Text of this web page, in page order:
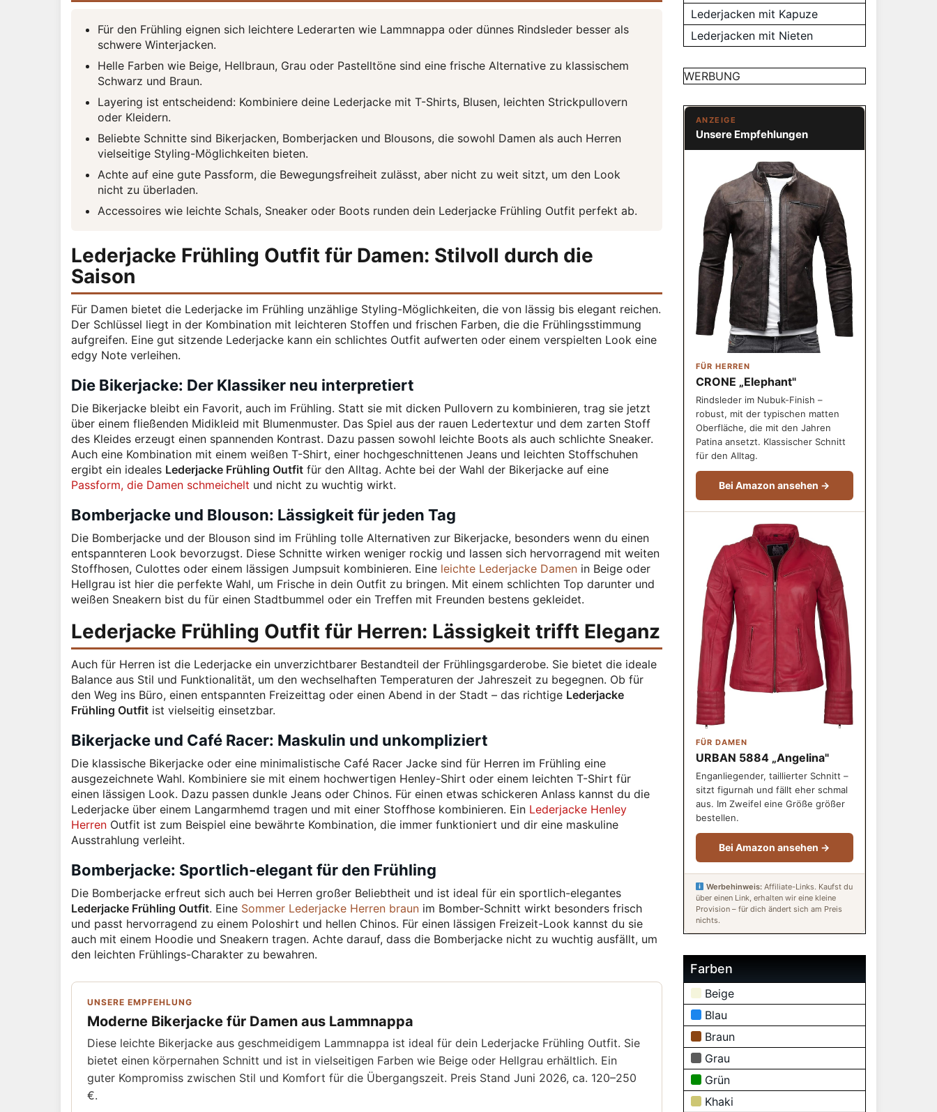
Für den Frühling eignen sich leichtere Lederarten wie Lammnappa oder dünnes Rindsleder besser als
schwere Winterjacken.
Helle Farben wie Beige, Hellbraun, Grau oder Pastelltöne sind eine frische Alternative zu klassischem
Schwarz und Braun.
Layering ist entscheidend: Kombiniere deine Lederjacke mit T-Shirts, Blusen, leichten Strickpullovern
oder Kleidern.
Beliebte Schnitte sind Bikerjacken, Bomberjacken und Blousons, die sowohl Damen als auch Herren
vielseitige Styling-Möglichkeiten bieten.
Achte auf eine gute Passform, die Bewegungsfreiheit zulässt, aber nicht zu weit sitzt, um den Look
nicht zu überladen.
Accessoires wie leichte Schals, Sneaker oder Boots runden dein Lederjacke Frühling Outfit perfekt ab.
Lederjacke Frühling Outfit für Damen: Stilvoll durch die
Saison
Für Damen bietet die Lederjacke im Frühling unzählige Styling-Möglichkeiten, die von lässig bis elegant reichen.
Der Schlüssel liegt in der Kombination mit leichteren Stoffen und frischen Farben, die die Frühlingsstimmung
aufgreifen. Eine gut sitzende Lederjacke kann ein schlichtes Outfit aufwerten oder einem verspielten Look eine
edgy Note verleihen.
Die Bikerjacke: Der Klassiker neu interpretiert
Die Bikerjacke bleibt ein Favorit, auch im Frühling. Statt sie mit dicken Pullovern zu kombinieren, trag sie jetzt
über einem fließenden Midikleid mit Blumenmuster. Das Spiel aus der rauen Ledertextur und dem zarten Stoff
des Kleides erzeugt einen spannenden Kontrast. Dazu passen sowohl leichte Boots als auch schlichte Sneaker.
Auch eine Kombination mit einem weißen T-Shirt, einer hochgeschnittenen Jeans und leichten Stoffschuhen
ergibt ein ideales Lederjacke Frühling Outfit für den Alltag. Achte bei der Wahl der Bikerjacke auf eine
Passform, die Damen schmeichelt und nicht zu wuchtig wirkt.
Bomberjacke und Blouson: Lässigkeit für jeden Tag
Die Bomberjacke und der Blouson sind im Frühling tolle Alternativen zur Bikerjacke, besonders wenn du einen
entspannteren Look bevorzugst. Diese Schnitte wirken weniger rockig und lassen sich hervorragend mit weiten
Stoffhosen, Culottes oder einem lässigen Jumpsuit kombinieren. Eine leichte Lederjacke Damen in Beige oder
Hellgrau ist hier die perfekte Wahl, um Frische in dein Outfit zu bringen. Mit einem schlichten Top darunter und
weißen Sneakern bist du für einen Stadtbummel oder ein Treffen mit Freunden bestens gekleidet.
Lederjacke Frühling Outfit für Herren: Lässigkeit trifft Eleganz
Auch für Herren ist die Lederjacke ein unverzichtbarer Bestandteil der Frühlingsgarderobe. Sie bietet die ideale
Balance aus Stil und Funktionalität, um den wechselhaften Temperaturen der Jahreszeit zu begegnen. Ob für
den Weg ins Büro, einen entspannten Freizeittag oder einen Abend in der Stadt – das richtige Lederjacke
Frühling Outfit ist vielseitig einsetzbar.
Bikerjacke und Café Racer: Maskulin und unkompliziert
Die klassische Bikerjacke oder eine minimalistische Café Racer Jacke sind für Herren im Frühling eine
ausgezeichnete Wahl. Kombiniere sie mit einem hochwertigen Henley-Shirt oder einem leichten T-Shirt für
einen lässigen Look. Dazu passen dunkle Jeans oder Chinos. Für einen etwas schickeren Anlass kannst du die
Lederjacke über einem Langarmhemd tragen und mit einer Stoffhose kombinieren. Ein Lederjacke Henley
Herren Outfit ist zum Beispiel eine bewährte Kombination, die immer funktioniert und dir eine maskuline
Ausstrahlung verleiht.
Bomberjacke: Sportlich-elegant für den Frühling
Die Bomberjacke erfreut sich auch bei Herren großer Beliebtheit und ist ideal für ein sportlich-elegantes
Lederjacke Frühling Outfit. Eine Sommer Lederjacke Herren braun im Bomber-Schnitt wirkt besonders frisch
und passt hervorragend zu einem Poloshirt und hellen Chinos. Für einen lässigen Freizeit-Look kannst du sie
auch mit einem Hoodie und Sneakern tragen. Achte darauf, dass die Bomberjacke nicht zu wuchtig ausfällt, um
den leichten Frühlings-Charakter zu bewahren.
UNSERE EMPFEHLUNG
Moderne Bikerjacke für Damen aus Lammnappa
Diese leichte Bikerjacke aus geschmeidigem Lammnappa ist ideal für dein Lederjacke Frühling Outfit. Sie
bietet einen körpernahen Schnitt und ist in vielseitigen Farben wie Beige oder Hellgrau erhältlich. Ein
guter Kompromiss zwischen Stil und Komfort für die Übergangszeit. Preis Stand Juni 2026, ca. 120–250
€.
Lederjacken mit Kapuze
Lederjacken mit Nieten
WERBUNG
ANZEIGE
Unsere Empfehlungen
FÜR HERREN
CRONE „Elephant"
Rindsleder im Nubuk-Finish –
robust, mit der typischen matten
Oberfläche, die mit den Jahren
Patina ansetzt. Klassischer Schnitt
für den Alltag.
Bei Amazon ansehen →
FÜR DAMEN
URBAN 5884 „Angelina"
Enganliegender, taillierter Schnitt –
sitzt figurnah und fällt eher schmal
aus. Im Zweifel eine Größe größer
bestellen.
Bei Amazon ansehen →
Werbehinweis: Affiliate-Links. Kaufst du
über einen Link, erhalten wir eine kleine
Provision – für dich ändert sich am Preis
nichts.
Farben
Beige
Blau
Braun
Grau
Grün
Khaki